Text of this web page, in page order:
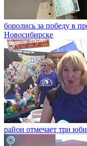
боролись за победу в
Новосибирске
район отмечает три